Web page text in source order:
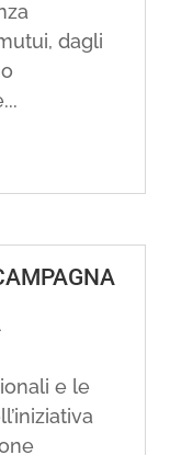
dagli
e le